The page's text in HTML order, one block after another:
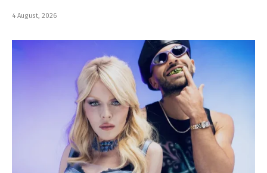
4 August, 2026